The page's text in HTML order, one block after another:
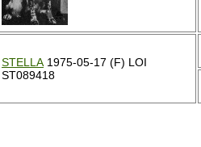
STELLA 1975-05-17 (F) LOI
ST089418